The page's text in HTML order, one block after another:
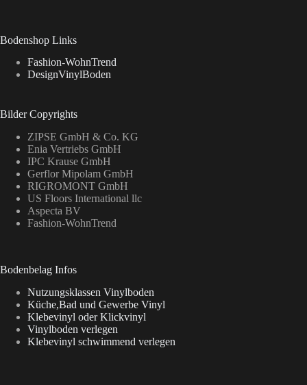
Bodenshop Links
Fashion-WohnTrend
DesignVinylBoden
Bilder Copyrights
ZIPSE GmbH & Co. KG
Enia Vertriebs GmbH
IPC Krause GmbH
Gerflor Mipolam GmbH
RIGROMONT GmbH
US Floors International llc
Aspecta BV
Fashion-WohnTrend
Bodenbelag Infos
Nutzungsklassen Vinylboden
Küche,Bad und Gewerbe Vinyl
Klebevinyl oder Klickvinyl
Vinylboden verlegen
Klebevinyl schwimmend verlegen